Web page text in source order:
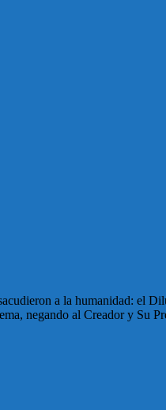
a la humanidad: el
negando al Creador y Su